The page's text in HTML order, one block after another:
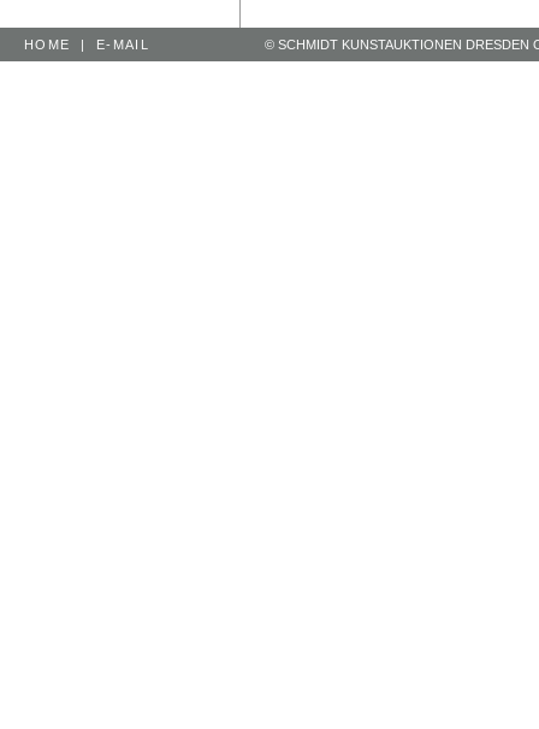
HOME | E-MAIL © SCHMIDT KUNSTAUKTIONEN DRESDEN